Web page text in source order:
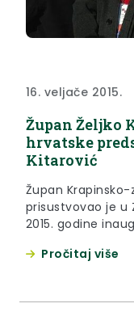
16. veljače 2015.
Župan Željko
hrvatske
Kitarović
Župan Krapinsko-
prisustvovao je u
2015. godine
Markovom trgu.
Pročitaj više